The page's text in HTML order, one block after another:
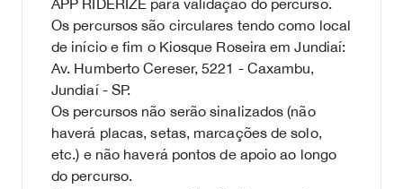
APP RIDERIZE para validação do percurso.
Os percursos são circulares tendo como local
de início e fim o Kiosque Roseira em Jundiaí:
Av. Humberto Cereser, 5221 - Caxambu,
Jundiaí - SP.
Os percursos não serão sinalizados (não
haverá placas, setas, marcações de solo,
etc.) e não haverá pontos de apoio ao longo
do percurso.